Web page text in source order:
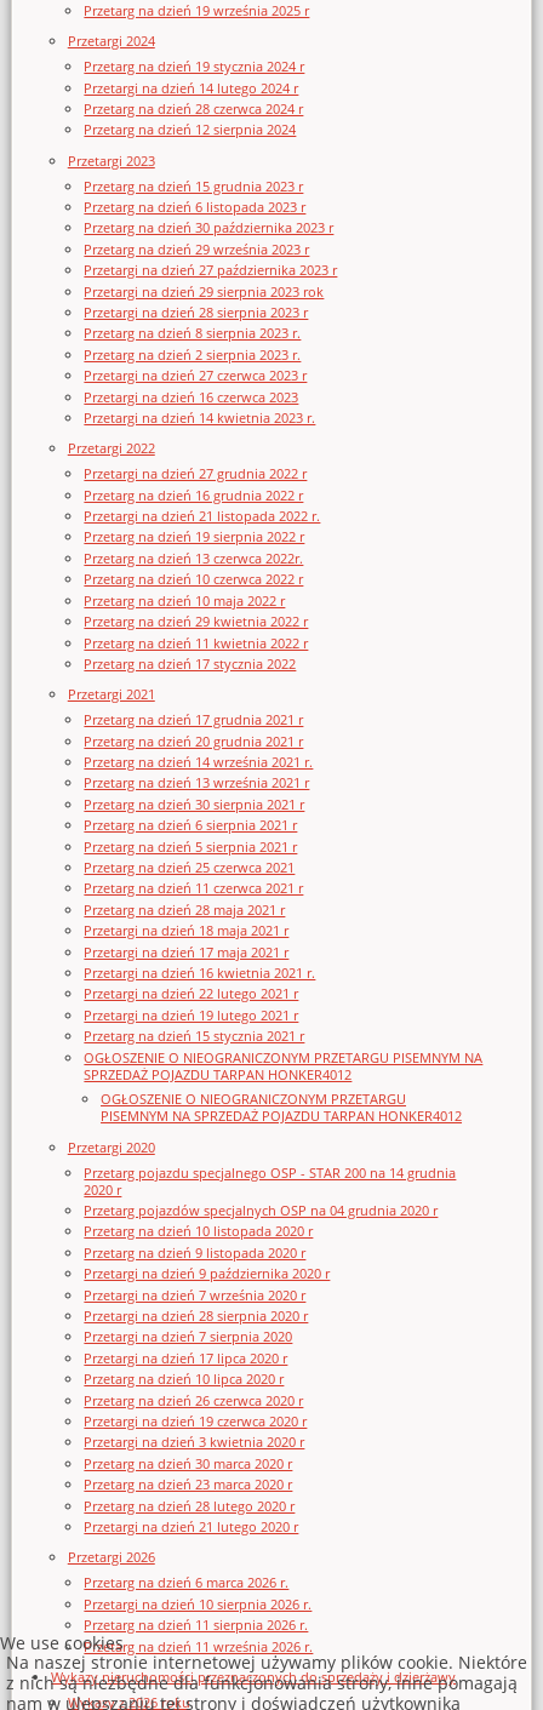
Przetarg na dzień 19 września 2025 r
Przetargi 2024
Przetarg na dzień 19 stycznia 2024 r
Przetargi na dzień 14 lutego 2024 r
Przetarg na dzień 28 czerwca 2024 r
Przetarg na dzień 12 sierpnia 2024
Przetargi 2023
Przetarg na dzień 15 grudnia 2023 r
Przetarg na dzień 6 listopada 2023 r
Przetarg na dzień 30 października 2023 r
Przetarg na dzień 29 września 2023 r
Przetargi na dzień 27 października 2023 r
Przetargi na dzień 29 sierpnia 2023 rok
Przetargi na dzień 28 sierpnia 2023 r
Przetarg na dzień 8 sierpnia 2023 r.
Przetarg na dzień 2 sierpnia 2023 r.
Przetargi na dzień 27 czerwca 2023 r
Przetargi na dzień 16 czerwca 2023
Przetargi na dzień 14 kwietnia 2023 r.
Przetargi 2022
Przetargi na dzień 27 grudnia 2022 r
Przetarg na dzień 16 grudnia 2022 r
Przetargi na dzień 21 listopada 2022 r.
Przetarg na dzień 19 sierpnia 2022 r
Przetarg na dzień 13 czerwca 2022r.
Przetarg na dzień 10 czerwca 2022 r
Przetarg na dzień 10 maja 2022 r
Przetarg na dzień 29 kwietnia 2022 r
Przetarg na dzień 11 kwietnia 2022 r
Przetarg na dzień 17 stycznia 2022
Przetargi 2021
Przetarg na dzień 17 grudnia 2021 r
Przetarg na dzień 20 grudnia 2021 r
Przetarg na dzień 14 września 2021 r.
Przetarg na dzień 13 września 2021 r
Przetarg na dzień 30 sierpnia 2021 r
Przetarg na dzień 6 sierpnia 2021 r
Przetarg na dzień 5 sierpnia 2021 r
Przetarg na dzień 25 czerwca 2021
Przetarg na dzień 11 czerwca 2021 r
Przetarg na dzień 28 maja 2021 r
Przetargi na dzień 18 maja 2021 r
Przetargi na dzień 17 maja 2021 r
Przetargi na dzień 16 kwietnia 2021 r.
Przetargi na dzień 22 lutego 2021 r
Przetargi na dzień 19 lutego 2021 r
Przetarg na dzień 15 stycznia 2021 r
OGŁOSZENIE O NIEOGRANICZONYM PRZETARGU PISEMNYM NA
SPRZEDAŻ POJAZDU TARPAN HONKER4012
OGŁOSZENIE O NIEOGRANICZONYM PRZETARGU
PISEMNYM NA SPRZEDAŻ POJAZDU TARPAN HONKER4012
Przetargi 2020
Przetarg pojazdu specjalnego OSP - STAR 200 na 14 grudnia
2020 r
Przetarg pojazdów specjalnych OSP na 04 grudnia 2020 r
Przetarg na dzień 10 listopada 2020 r
Przetarg na dzień 9 listopada 2020 r
Przetargi na dzień 9 października 2020 r
Przetargi na dzień 7 września 2020 r
Przetargi na dzień 28 sierpnia 2020 r
Przetargi na dzień 7 sierpnia 2020
Przetargi na dzień 17 lipca 2020 r
Przetarg na dzień 10 lipca 2020 r
Przetarg na dzień 26 czerwca 2020 r
Przetargi na dzień 19 czerwca 2020 r
Przetargi na dzień 3 kwietnia 2020 r
Przetarg na dzień 30 marca 2020 r
Przetarg na dzień 23 marca 2020 r
Przetarg na dzień 28 lutego 2020 r
Przetargi na dzień 21 lutego 2020 r
Przetargi 2026
Przetarg na dzień 6 marca 2026 r.
Przetargi na dzień 10 sierpnia 2026 r.
Przetarg na dzień 11 sierpnia 2026 r.
Przetarg na dzień 11 września 2026 r.
Wykazy nieruchomości przeznaczonych do sprzedaży i dzierżawy
Wykazy z 2026 roku
We use cookies
Na naszej stronie internetowej używamy plików cookie. Niektóre
z nich są niezbędne dla funkcjonowania strony, inne pomagają
nam w ulepszaniu tej strony i doświadczeń użytkownika